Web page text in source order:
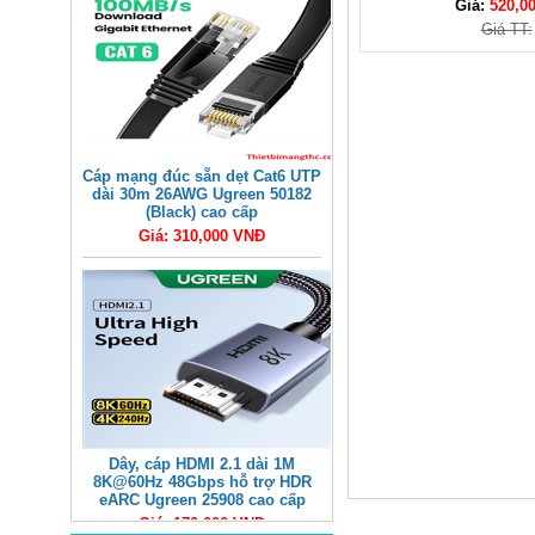
Cáp mạng đúc sẵn dẹt Cat6 UTP
dài 30m 26AWG Ugreen 50182
(Black) cao cấp
Giá: 310,000 VNĐ
Dây, cáp HDMI 2.1 dài 1M
8K@60Hz 48Gbps hỗ trợ HDR
eARC Ugreen 25908 cao cấp
Giá: 170,000 VNĐ
Giá:
Giá TT: